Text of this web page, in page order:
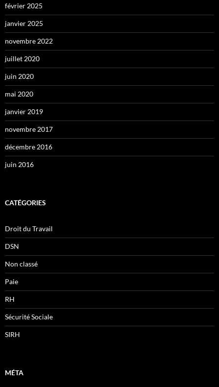
février 2025
janvier 2025
novembre 2022
juillet 2020
juin 2020
mai 2020
janvier 2019
novembre 2017
décembre 2016
juin 2016
CATÉGORIES
Droit du Travail
DSN
Non classé
Paie
RH
Sécurité Sociale
SIRH
MÉTA